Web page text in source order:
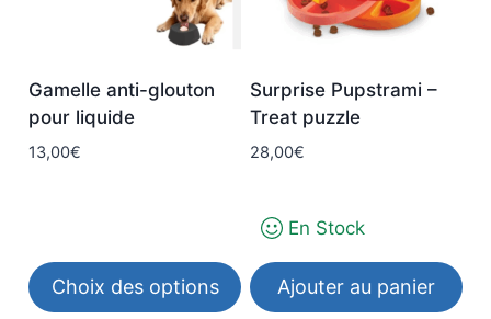
être
choisies
options
être
choisies
du
Gamelle anti-glouton
pour liquide
13,00€
Choix des options
Surprise Pupstrami –
Treat puzzle
28,00€
En Stock
Ajouter au panier